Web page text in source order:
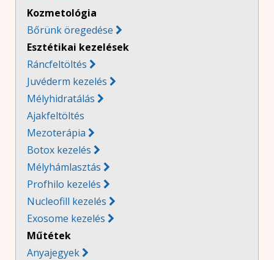
Kozmetológia
Bőrünk öregedése
Esztétikai kezelések
Ráncfeltöltés
Juvéderm kezelés
Mélyhidratálás
Ajakfeltöltés
Mezoterápia 
Botox kezelés 
Mélyhámlasztás
Profhilo kezelés
Nucleofill kezelés
Exosome kezelés
Műtétek
Anyajegyek